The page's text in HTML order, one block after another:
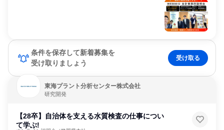
条件を保存して新着募集を
受け取りましょう
受け取る
東海プラント分析センター株式会社
研究開発
【28卒】自治体を支える水質検査の仕事につい
て学ぶ!